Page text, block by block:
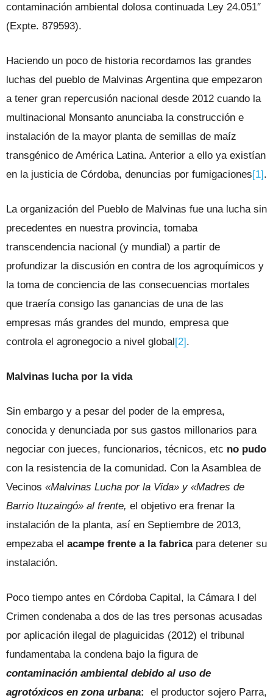
contaminación ambiental dolosa continuada Ley 24.051″
(Expte. 879593).
Haciendo un poco de historia recordamos las grandes
luchas del pueblo de Malvinas Argentina que empezaron
a tener gran repercusión nacional desde 2012 cuando la
multinacional Monsanto anunciaba la construcción e
instalación de la mayor planta de semillas de maíz
transgénico de América Latina. Anterior a ello ya existían
en la justicia de Córdoba, denuncias por fumigaciones[1].
La organización del Pueblo de Malvinas fue una lucha sin
precedentes en nuestra provincia, tomaba
transcendencia nacional (y mundial) a partir de
profundizar la discusión en contra de los agroquímicos y
la toma de conciencia de las consecuencias mortales
que traería consigo las ganancias de una de las
empresas más grandes del mundo, empresa que
controla el agronegocio a nivel global[2].
Malvinas lucha por la vida
Sin embargo y a pesar del poder de la empresa,
conocida y denunciada por sus gastos millonarios para
negociar con jueces, funcionarios, técnicos, etc no pudo
con la resistencia de la comunidad. Con la Asamblea de
Vecinos «Malvinas Lucha por la Vida» y «Madres de
Barrio Ituzaingó» al frente, el objetivo era frenar la
instalación de la planta, así en Septiembre de 2013,
empezaba el acampe frente a la fabricapara detener su
instalación.
Poco tiempo antes en Córdoba Capital, la Cámara I del
Crimen condenaba a dos de las tres personas acusadas
por aplicación ilegal de plaguicidas (2012) el tribunal
fundamentaba la condena bajo la figura de
contaminación ambiental debido al uso de
agrotóxicos en zona urbana: el productor sojero Parra,